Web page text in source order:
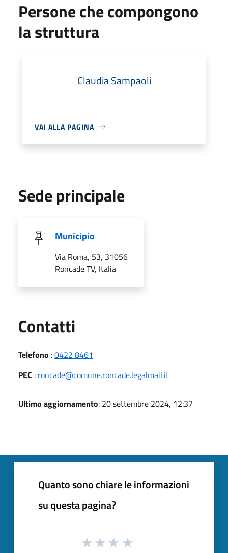
Persone che compongono
la struttura
Claudia Sampaoli
VAI ALLA PAGINA
Sede principale
Municipio
Via Roma, 53, 31056
Roncade TV, Italia
Contatti
Telefono :0422 8461
PEC : roncade@comune.roncade.legalmail.it
Ultimo aggiornamento: 20 settembre 2024, 12:37
Quanto sono chiare le informazioni
su questa pagina?